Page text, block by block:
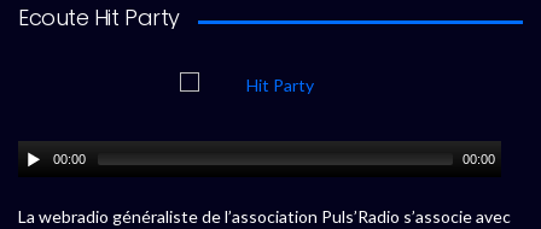
Ecoute Hit Party
00:00 00:00
La webradio généraliste de l’association Puls’Radio s’associe avec